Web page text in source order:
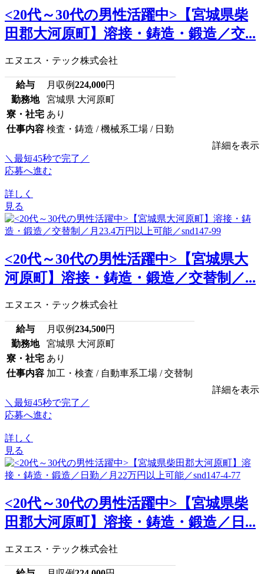
<20代～30代の男性活躍中>【宮城県柴
田郡大河原町】溶接・鋳造・鍛造／交...
エヌエス・テック株式会社
給与 月収例224,000円
勤務地
宮城県 大河原町
寮・社宅 あり
仕事内容 検査・鋳造 / 機械系工場 / 日勤
詳細を表示
＼最短45秒で完了／
応募へ進む
詳しく
見る
<20代～30代の男性活躍中>【宮城県大
河原町】溶接・鋳造・鍛造／交替制／...
エヌエス・テック株式会社
給与 月収例234,500円
勤務地
宮城県 大河原町
寮・社宅 あり
仕事内容 加工・検査 / 自動車系工場 / 交替制
詳細を表示
＼最短45秒で完了／
応募へ進む
詳しく
見る
<20代～30代の男性活躍中>【宮城県柴
田郡大河原町】溶接・鋳造・鍛造／日...
エヌエス・テック株式会社